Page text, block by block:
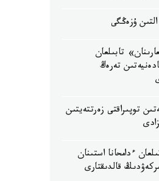
ۇزەڭگى
تابىلعان
تەرەڭ
توپىراقتى زەرتتەيتىن
ءدامحانا استىنان
قالدىقتارى